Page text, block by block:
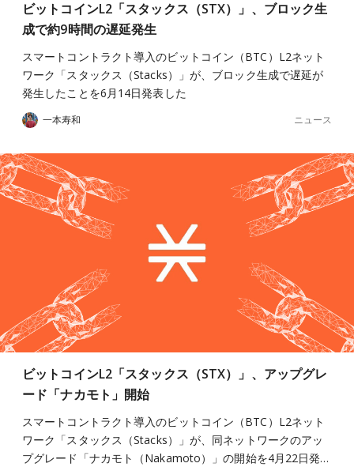
ビットコインL2「スタックス（STX）」、ブロック生
成で約9時間の遅延発生
スマートコントラクト導入のビットコイン（BTC）L2ネット
ワーク「スタックス（Stacks）」が、ブロック生成で遅延が
発生したことを6月14日発表した
一本寿和 ニュース
ビットコインL2「スタックス（STX）」、アップグレ
ード「ナカモト」開始
スマートコントラクト導入のビットコイン（BTC）L2ネット
ワーク「スタックス（Stacks）」が、同ネットワークのアッ
プグレード「ナカモト（Nakamoto）」の開始を4月22日発…